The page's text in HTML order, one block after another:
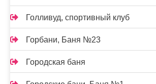
Голливуд, спортивный клуб
Горбани, Баня №23
Городская баня